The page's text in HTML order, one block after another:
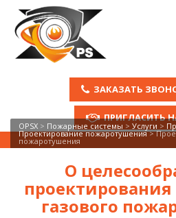
ЗАКАЗАТЬ
ПРИГЛАСИТЬ
OPSX > Пожарные системы > Услуги >
Проектирование пожаротушения>
пожаротушения
О
газового